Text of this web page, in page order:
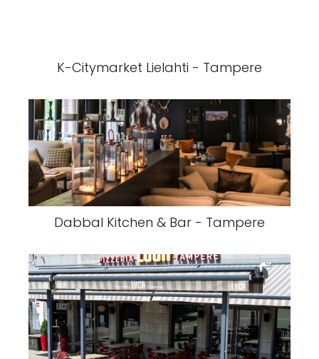
K-Citymarket Lielahti - Tampere
Dabbal Kitchen & Bar - Tampere